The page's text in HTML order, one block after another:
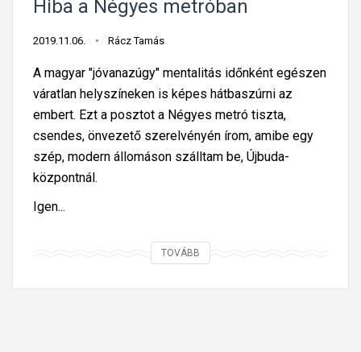
Hiba a Négyes metróban
2019.11.06. Rácz Tamás
A magyar "jóvanazúgy" mentalitás időnként egészen
váratlan helyszíneken is képes hátbaszúrni az
embert. Ezt a posztot a Négyes metró tiszta,
csendes, önvezető szerelvényén írom, amibe egy
szép, modern állomáson szálltam be, Újbuda-
központnál.
Igen...
TOVÁBB